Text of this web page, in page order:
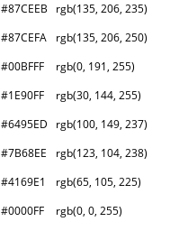
#87CEEB
rgb(135, 206, 235)
#87CEFA
rgb(135, 206, 250)
#00BFFF
rgb(0, 191, 255)
#1E90FF
rgb(30, 144, 255)
#6495ED
rgb(100, 149, 237)
#7B68EE
rgb(123, 104, 238)
#4169E1
rgb(65, 105, 225)
#0000FF
rgb(0, 0, 255)